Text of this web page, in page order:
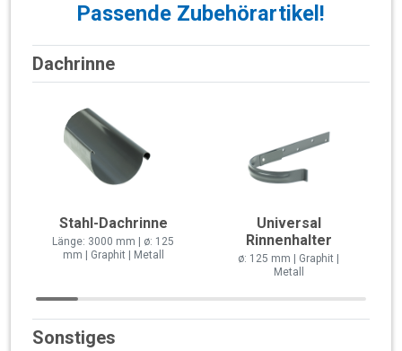
Passende Zubehörartikel!
Dachrinne
Stahl-Dachrinne
Länge: 3000 mm | ø: 125
mm | Graphit | Metall
Universal
Rinnenhalter
ø: 125 mm | Graphit |
Metall
Sonstiges